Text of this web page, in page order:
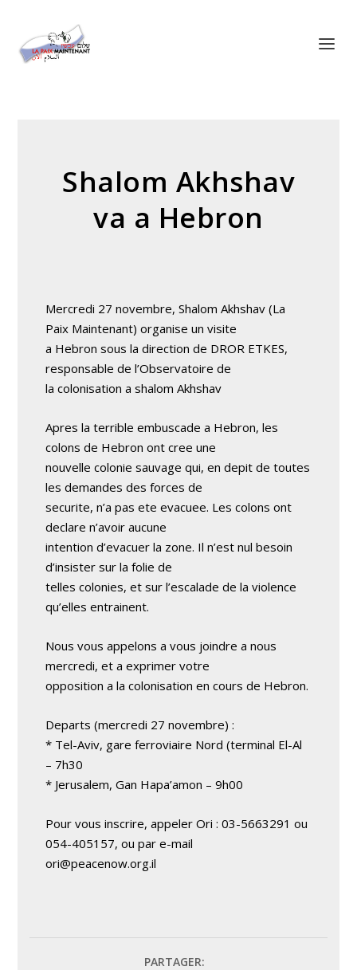
Shalom Akhshav
va a Hebron
Mercredi 27 novembre, Shalom Akhshav (La
Paix Maintenant) organise un visite
a Hebron sous la direction de DROR ETKES,
responsable de l’Observatoire de
la colonisation a shalom Akhshav
Apres la terrible embuscade a Hebron, les
colons de Hebron ont cree une
nouvelle colonie sauvage qui, en depit de toutes
les demandes des forces de
securite, n’a pas ete evacuee. Les colons ont
declare n’avoir aucune
intention d’evacuer la zone. Il n’est nul besoin
d’insister sur la folie de
telles colonies, et sur l’escalade de la violence
qu’elles entrainent.
Nous vous appelons a vous joindre a nous
mercredi, et a exprimer votre
opposition a la colonisation en cours de Hebron.
Departs (mercredi 27 novembre) :
* Tel-Aviv, gare ferroviaire Nord (terminal El-Al
– 7h30
* Jerusalem, Gan Hapa’amon – 9h00
Pour vous inscrire, appeler Ori : 03-5663291 ou
054-405157, ou par e-mail
ori@peacenow.org.il
PARTAGER: